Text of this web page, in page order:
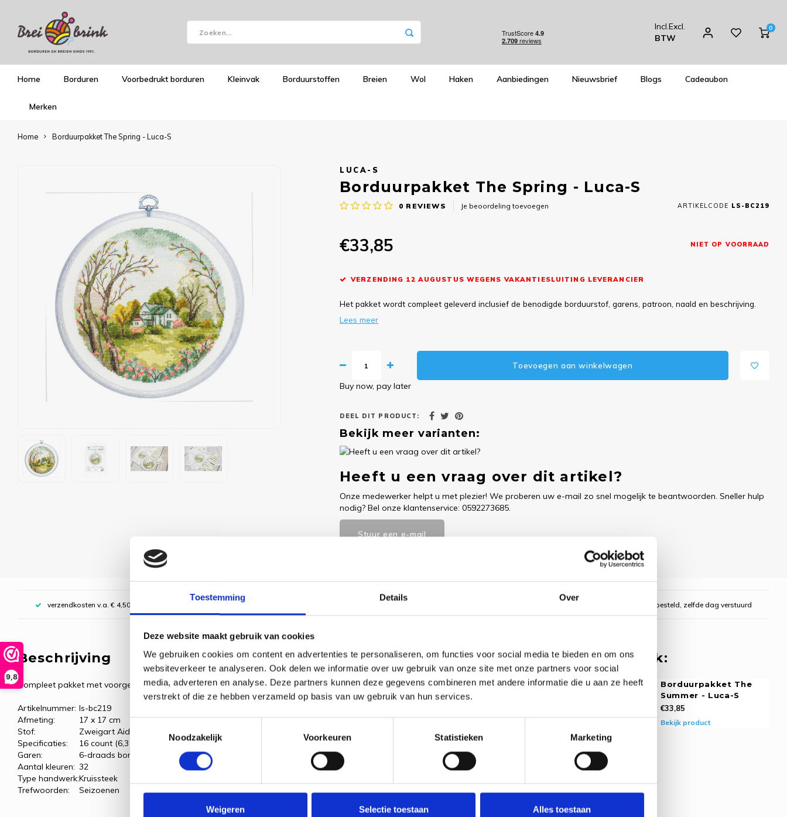
Toestemming Details Over
Deze website maakt gebruik van cookies
We gebruiken cookies om content en advertenties te personaliseren, om functies voor social media te bieden en om ons
websiteverkeer te analyseren. Ook delen we informatie over uw gebruik van onze site met onze partners voor social
media, adverteren en analyse. Deze partners kunnen deze gegevens combineren met andere informatie die u aan ze heeft
verstrekt of die ze hebben verzameld op basis van uw gebruik van hun services.
Noodzakelijk
Voorkeuren Statistieken Marketing
Weigeren Selectie toestaan Alles toestaan
9,8
Incl.Excl.
BTW
0
Home Borduren Voorbedrukt borduren Kleinvak Borduurstoffen Breien Wol Haken Aanbiedingen Nieuwsbrief Blogs Cadeaubon
Merken
Home Borduurpakket The Spring - Luca-S
LUCA-S
Borduurpakket The Spring - Luca-S
0 REVIEWS Je beoordeling toevoegen ARTIKELCODE LS-BC219
€33,85 NIET OP VOORRAAD
VERZENDING 12 AUGUSTUS WEGENS VAKANTIESLUITING LEVERANCIER
Het pakket wordt compleet geleverd inclusief de benodigde borduurstof, garens, patroon, naald en beschrijving.
Lees meer
Toevoegen aan winkelwagen
Buy now, pay later
DEEL DIT PRODUCT:
Bekijk meer varianten:
Heeft u een vraag over dit artikel?
Onze medewerker helpt u met plezier! We proberen uw e-mail zo snel mogelijk te beantwoorden. Sneller hulp
nodig? Bel onze klantenservice: 0592273685.
Stuur een e-mail
verzendkosten v.a. € 4,50, boven € 70,00 gratis (NL) Voor 16:00 uur besteld, zelfde dag verstuurd
Beschrijving
Compleet pakket met voorgesorteerde borduurgarens.
Artikelnummer: ls-bc219
Afmeting:
17 x 17 cm
Stof:
Zweigart Aida, wit
Specificaties:
16 count (6,3 kr/cm)
Garen:
6-draads borduurgaren
Aantal kleuren: 32
Type handwerk:Kruissteek
Trefwoorden:
Seizoenen
Dit vind je misschien ook leuk:
Borduurpakket The
Borduurpakket The
Summer - Luca-S
€33,85
Bekijk product
Borduurpakket The